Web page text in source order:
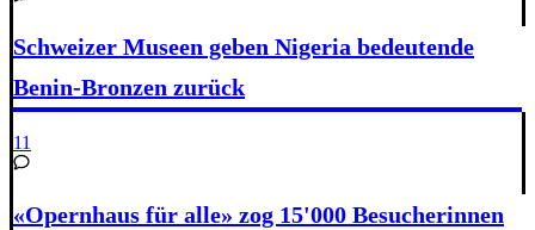
Schweizer Museen geben Nigeria bedeutende
Benin-Bronzen zurück
11
«Opernhaus für alle» zog 15'000 Besucherinnen